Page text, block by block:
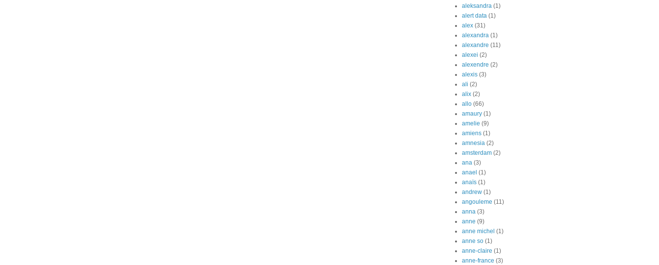
aleksandra (1)
alert data (1)
alex (31)
alexandra (1)
alexandre (11)
alexei (2)
alexendre (2)
alexis (3)
ali (2)
alix (2)
allo (66)
amaury (1)
amelie (9)
amiens (1)
amnesia (2)
amsterdam (2)
ana (3)
anael (1)
anaïs (1)
andrew (1)
angouleme (11)
anna (3)
anne (9)
anne michel (1)
anne so (1)
anne-claire (1)
anne-france (3)